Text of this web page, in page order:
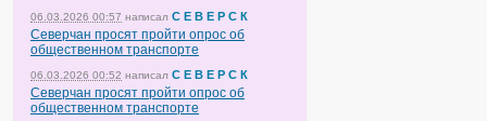
06.03.2026 00:57 написал С Е В Е Р С К
Северчан просят пройти опрос об
общественном транспорте
06.03.2026 00:52 написал С Е В Е Р С К
Северчан просят пройти опрос об
общественном транспорте